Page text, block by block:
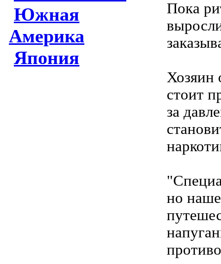
Южная
Америка
Япония
Пока
Хозяин
стоит
за
но наше